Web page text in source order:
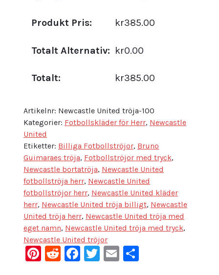
Produkt Pris: kr385.00
Totalt Alternativ: kr0.00
Totalt: kr385.00
Artikelnr: Newcastle United tröja-100
Kategorier: Fotbollskläder för Herr, Newcastle
United
Etiketter: Billiga Fotbollströjor, Bruno
Guimaraes tröja, Fotbollströjor med tryck,
Newcastle bortatröja, Newcastle United
fotbollströja herr, Newcastle United
fotbollströjor herr, Newcastle United kläder
herr, Newcastle United tröja billigt, Newcastle
United tröja herr, Newcastle United tröja med
eget namn, Newcastle United tröja med tryck,
Newcastle United tröjor
Pinterest
Reddit
Facebook
Twitter
Email